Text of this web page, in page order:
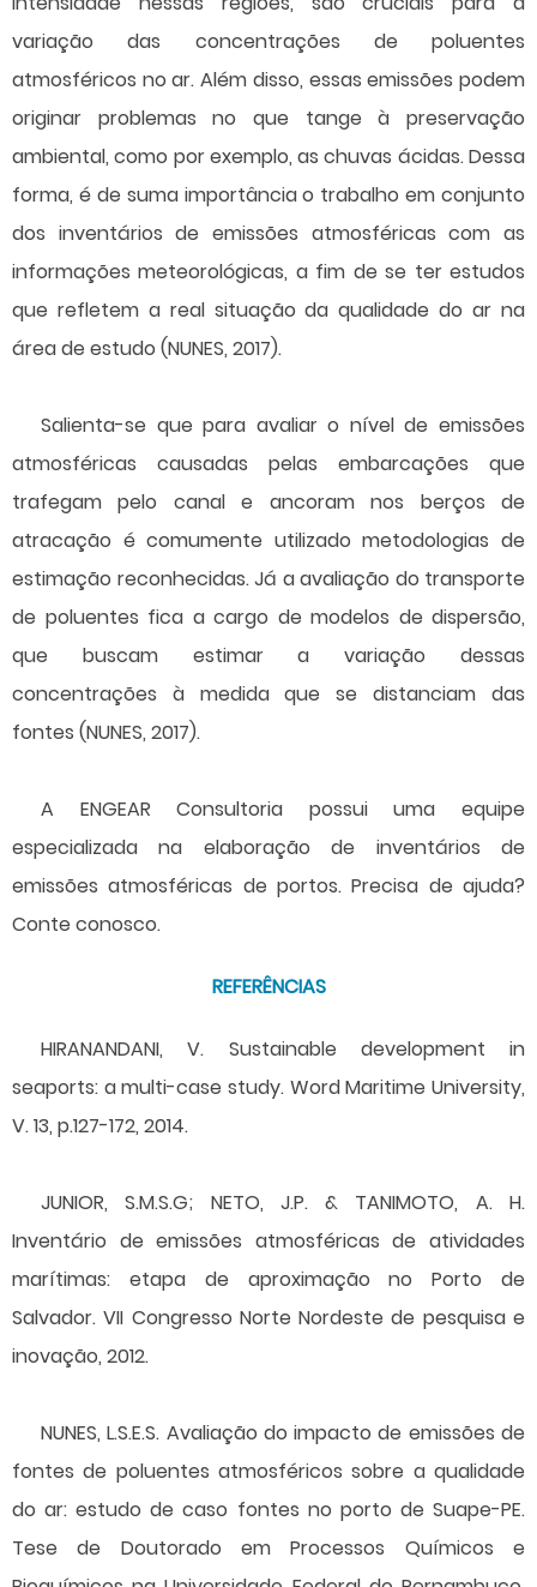
variação das concentrações de poluentes
atmosféricos no ar. Além disso, essas emissões podem
originar problemas no que tange à preservação
ambiental, como por exemplo, as chuvas ácidas. Dessa
forma, é de suma importância o trabalho em conjunto
dos inventários de emissões atmosféricas com as
informações meteorológicas, a fim de se ter estudos
que refletem a real situação da qualidade do ar na
área de estudo (NUNES, 2017).
Salienta-se que para avaliar o nível de emissões
atmosféricas causadas pelas embarcações que
trafegam pelo canal e ancoram nos berços de
atracação é comumente utilizado metodologias de
estimação reconhecidas. Já a avaliação do transporte
de poluentes fica a cargo de modelos de dispersão,
que buscam estimar a variação dessas
concentrações à medida que se distanciam das
fontes (NUNES, 2017).
A ENGEAR Consultoria possui uma equipe
especializada na elaboração de inventários de
emissões atmosféricas de portos. Precisa de ajuda?
Conte conosco.
REFERÊNCIAS
HIRANANDANI, V. Sustainable development in
seaports: a multi-case study. Word Maritime University,
V. 13, p.127-172, 2014.
JUNIOR, S.M.S.G; NETO, J.P. & TANIMOTO, A. H.
Inventário de emissões atmosféricas de atividades
marítimas: etapa de aproximação no Porto de
Salvador. VII Congresso Norte Nordeste de pesquisa e
inovação, 2012.
NUNES, L.S.E.S. Avaliação do impacto de emissões de
fontes de poluentes atmosféricos sobre a qualidade
do ar: estudo de caso fontes no porto de Suape-PE.
Tese de Doutorado em Processos Químicos e